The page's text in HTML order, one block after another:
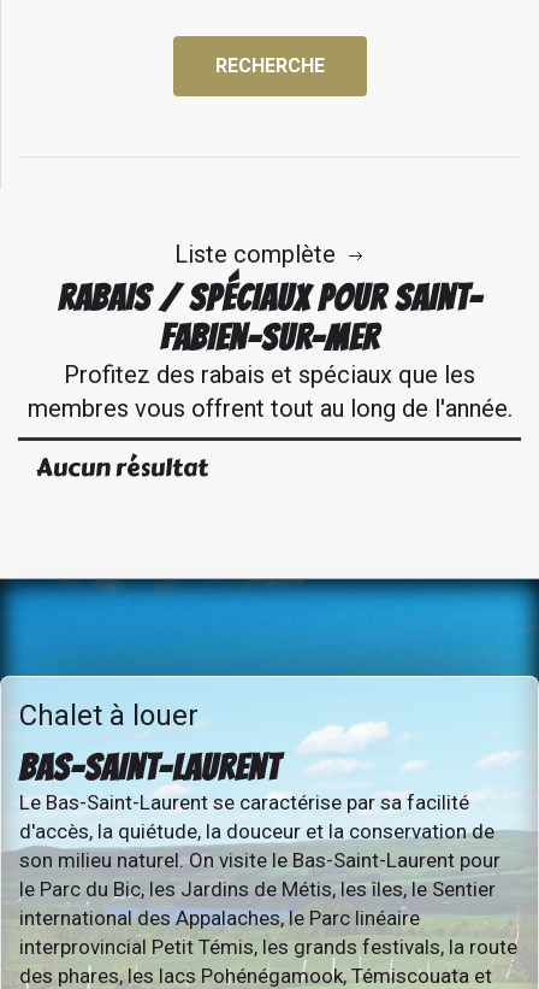
RECHERCHE
Liste complète
RABAIS / SPÉCIAUX POUR SAINT-
FABIEN-SUR-MER
Profitez des rabais et spéciaux que les
membres vous offrent tout au long de l'année.
Aucun résultat
Chalet à louer
BAS-SAINT-LAURENT
Le Bas-Saint-Laurent se caractérise par sa facilité
d'accès, la quiétude, la douceur et la conservation de
son milieu naturel. On visite le Bas-Saint-Laurent pour
le Parc du Bic, les Jardins de Métis, les îles, le Sentier
international des Appalaches, le Parc linéaire
interprovincial Petit Témis, les grands festivals, la route
des phares, les lacs Pohénégamook, Témiscouata et